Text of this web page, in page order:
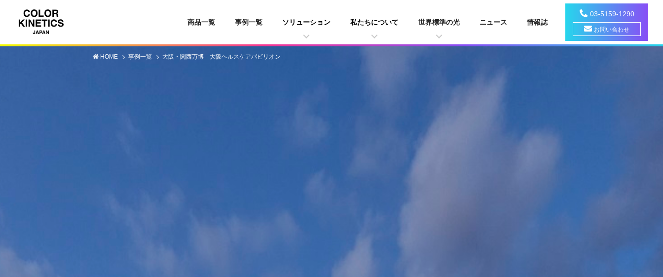
商品一覧 事例一覧 ソリューション 私たちについて 世界標準の光 ニュース 情報誌
03-5159-1290
お問い合わせ
HOME 事例一覧 大阪・関西万博 大阪ヘルスケアパビリオン